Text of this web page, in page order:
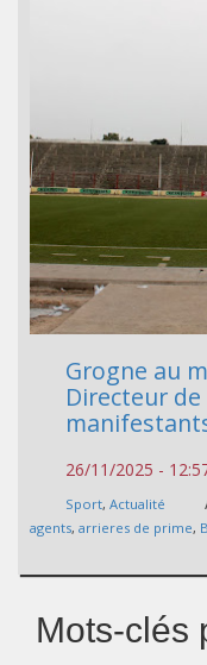
Grogne au
Directeur
26/11/2025 -
Sport, Actualité
agents, arrieres de prime,
Mots-clés